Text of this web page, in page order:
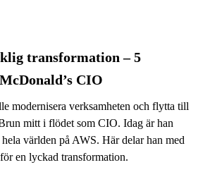
transformation – 5
CIO
modernisera verksamheten och flytta till
mitt i flödet som CIO. Idag är han
världen på AWS. Här delar han med
en lyckad transformation.